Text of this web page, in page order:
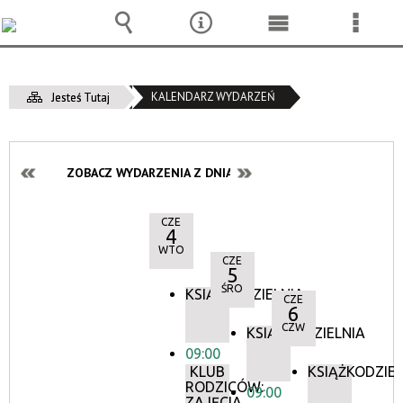
Jesteś Tutaj KALENDARZ WYDARZEŃ
ZOBACZ WYDARZENIA Z DNIA:
CZE
4
WTO
KSIĄŻKODZIELNIA
09:00
KLUB
RODZICÓW:
CZE
5
ŚRO
KSIĄŻKODZIELNIA
09:00
CZE
6
CZW
Wyszukiwarka
NarzędziaMenu
Menu